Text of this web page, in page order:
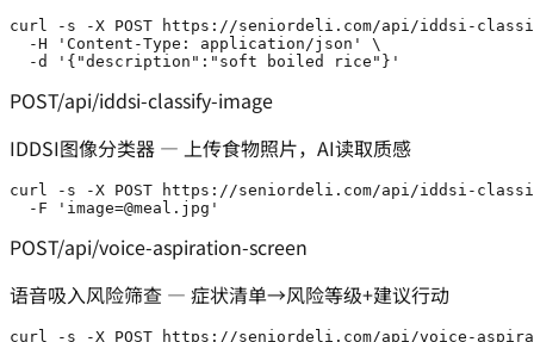
curl -s -X POST https://seniordeli.com/api/iddsi-
  -H 'Content-Type: application/json' \
  -d '{"description":"soft boiled rice"}'
POST/api/iddsi-classify-image
IDDSI图像分类器 — 上传食物照片，AI读取质感
curl -s -X POST https://seniordeli.com/api/iddsi-
  -F 'image=@meal.jpg'
POST/api/voice-aspiration-screen
语音吸入风险筛查 — 症状清单→风险等级+建议行动
curl -s -X POST https://seniordeli.com/api/voice-